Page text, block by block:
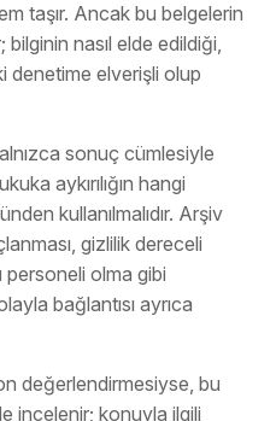
taşır. Ancak bu belgelerin
bilginin nasıl elde edildiği,
denetime elverişli olup
sonuç cümlesiyle
aykırılığın hangi
kullanılmalıdır. Arşiv
gizlilik dereceli
personeli olma gibi
bağlantısı ayrıca
değerlendirmesiyse, bu
incelenir; konuyla ilgili